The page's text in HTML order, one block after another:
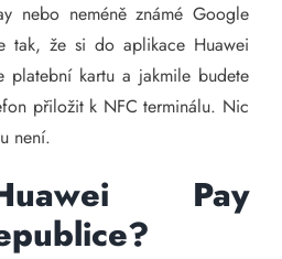
nebo neméně známé Google
tak, že si do aplikace Huawei
platební kartu a jakmile budete
přiložit k NFC terminálu. Nic
není.
Pay